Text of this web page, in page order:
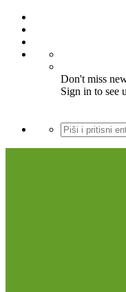
Don't miss
Sign in to see